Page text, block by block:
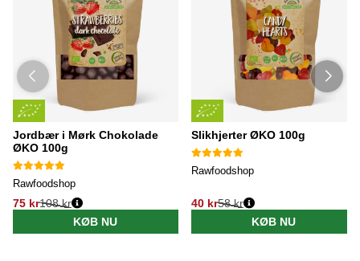
Jordbær i Mørk Chokolade
ØKO 100g
Rawfoodshop
75 kr108 kr
KØB NU
Slikhjerter ØKO 100g
Rawfoodshop
40 kr58 kr
KØB NU